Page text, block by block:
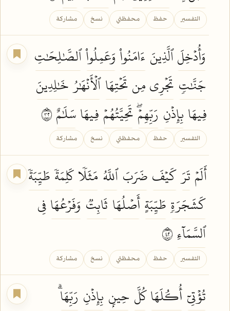
التفسير حفظ محفظتي نسخ مشاركة
وَأُدۡخِلَٱلَّذِينَ ءَامَنُواْ وَعَمِلُواْٱلصَّٰلِحَٰتِ
جَنَّٰتٖ تَجۡرِيمِنتَحۡتِهَا ٱلۡأَنۡهَٰرُخَٰلِدِينَ
فِيهَا بِإِذۡنِ رَبِّهِمۡۖتَحِيَّتُهُمۡ فِيهَاسَلَٰمٌ
التفسير حفظ محفظتي نسخ مشاركة
أَلَمۡ تَرَكَيۡفَ ضَرَبَ ٱللَّهُ مَثَلٗاكَلِمَةٗطَيِّبَةٗ
كَشَجَرَةٖ طَيِّبَةٍأَصۡلُهَا ثَابِتٞ وَفَرۡعُهَافِي
ٱلسَّمَآءِ
التفسير حفظ محفظتي نسخ مشاركة
تُؤۡتِيٓ أُكُلَهَاكُلَّ حِينِۭ بِإِذۡنِ رَبِّهَاۗ